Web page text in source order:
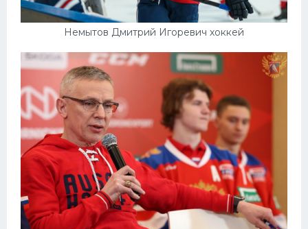
Немытов Дмитрий Игоревич хоккей